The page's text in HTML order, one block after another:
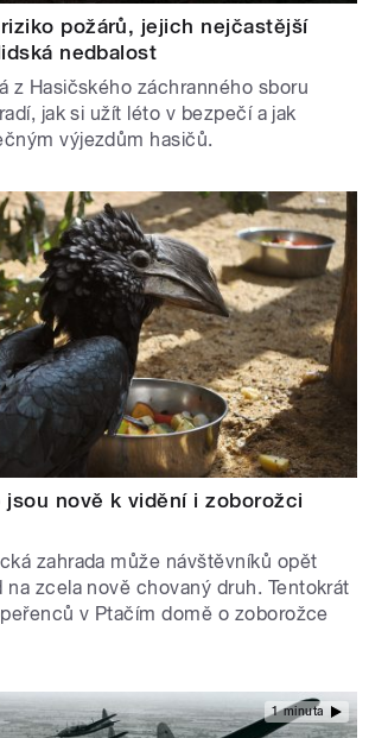
požárů, jejich nejčastější
nedbalost
z Hasičského záchranného sboru
jak si užít léto v bezpečí a jak
výjezdům hasičů.
jsou nově k vidění i zoborožci
zahrada může návštěvníků opět
na zcela nově chovaný druh. Tentokrát
v Ptačím domě o zoborožce
1 minuta